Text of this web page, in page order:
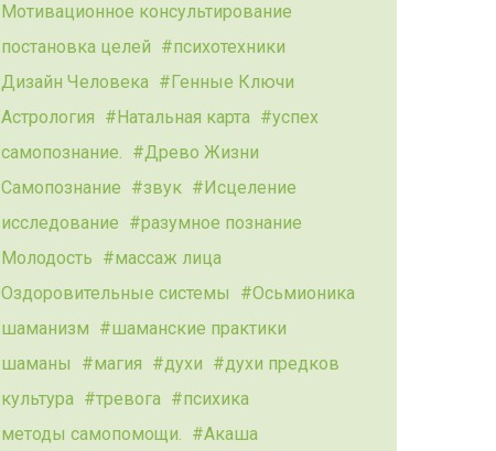
Мотивационное консультирование
постановка целей
психотехники
Дизайн Человека
Генные Ключи
Астрология
Натальная карта
успех
самопознание.
Древо Жизни
Самопознание
звук
Исцеление
исследование
разумное познание
Молодость
массаж лица
Оздоровительные системы
Осьмионика
шаманизм
шаманские практики
шаманы
магия духи
духи предков
культура
тревога
психика
методы самопомощи.
Акаша